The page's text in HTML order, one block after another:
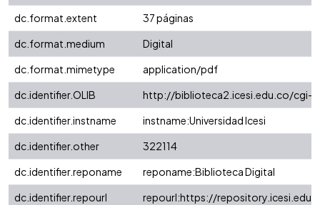
dc.format.extent
37 páginas
dc.format.medium
Digital
dc.format.mimetype
application/pdf
dc.identifier.OLIB
http://biblioteca2.icesi.edu.co/cgi-
dc.identifier.instname
instname:Universidad Icesi
dc.identifier.other
322114
dc.identifier.reponame
reponame:Biblioteca Digital
dc.identifier.repourl
repourl:https://